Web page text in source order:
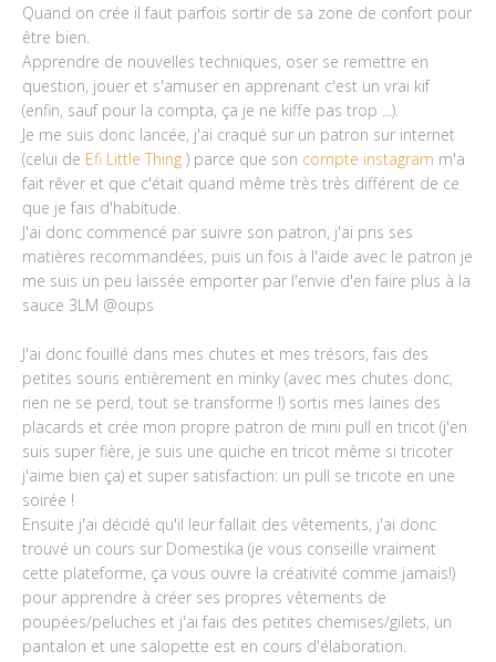
Quand on crée il faut parfois sortir de sa zone de confort pour
être bien.
Apprendre de nouvelles techniques, oser se remettre en
question, jouer et s'amuser en apprenant c'est un vrai kif
(enfin, sauf pour la compta, ça je ne kiffe pas trop ...).
Je me suis donc lancée, j'ai craqué sur un patron sur internet
(celui de Efi Little Thing ) parce que son compte instagram m'a
fait rêver et que c'était quand même très très différent de ce
que je fais d'habitude.
J'ai donc commencé par suivre son patron, j'ai pris ses
matières recommandées, puis un fois à l'aide avec le patron je
me suis un peu laissée emporter par l'envie d'en faire plus à la
sauce 3LM @oups
J'ai donc fouillé dans mes chutes et mes trésors, fais des
petites souris entièrement en minky (avec mes chutes donc,
rien ne se perd, tout se transforme !) sortis mes laines des
placards et crée mon propre patron de mini pull en tricot (j'en
suis super fière, je suis une quiche en tricot même si tricoter
j'aime bien ça) et super satisfaction: un pull se tricote en une
soirée !
Ensuite j'ai décidé qu'il leur fallait des vêtements, j'ai donc
trouvé un cours sur Domestika (je vous conseille vraiment
cette plateforme, ça vous ouvre la créativité comme jamais!)
pour apprendre à créer ses propres vêtements de
poupées/peluches et j'ai fais des petites chemises/gilets, un
pantalon et une salopette est en cours d'élaboration.